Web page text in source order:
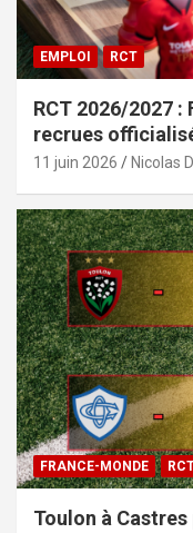
EMPLOI RCT
RCT 2026/2027
recrues
11 juin 2026 Nicolas
FRANCE-MONDE
Toulon à